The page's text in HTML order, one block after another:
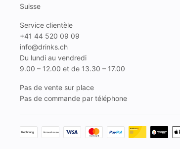
Suisse
Service clientèle
+41 44 520 09 09
info@drinks.ch
Du lundi au vendredi
9.00 – 12.00 et de 13.30 – 17.00
Pas de vente sur place
Pas de commande par téléphone